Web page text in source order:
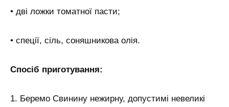
• дві ложки томатної пасти;
• спеції, сіль, соняшникова олія.
Спосіб приготування:
1. Беремо Свинину нежирну, допустимі невеликі